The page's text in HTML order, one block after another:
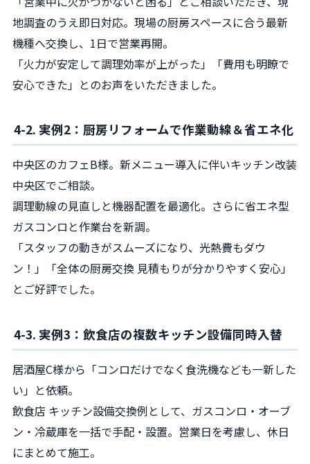
地調査のうえ即日対応。現場の厨房スペースに合う最新
機種へ交換し、1日で営業再開。
「火力が安定して調理効率が上がった」「費用も明瞭で
安心できた」とのお声をいただきました。
4-2. 実例2：厨房リフォームで作業動線＆省エネ化
中央区のカフェB様。新メニュー導入に伴いキッチン改装
中央区でご相談。
調理動線の見直しと機器配置を最適化。さらに省エネ型
ガスコンロと作業台を新調。
「スタッフの動きがスムーズになり、光熱費もダウ
ン！」「全体の厨房交換 見積もりが分かりやすく安心」
とご好評でした。
4-3. 実例3：飲食店の複数キッチン設備同時入替
居酒屋C様から「コンロだけでなく食洗機なども一新した
い」と依頼。
飲食店 キッチン設備交換例として、ガスコンロ・オーブ
ン・冷蔵庫を一括で手配・設置。営業日を考慮し、休日
にまとめて施工。